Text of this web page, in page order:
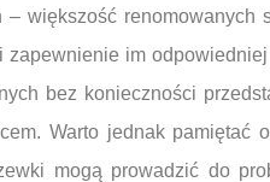
większość renomowanych
zapewnienie im
bez konieczności
Warto jednak pamiętać
mogą prowadzić do